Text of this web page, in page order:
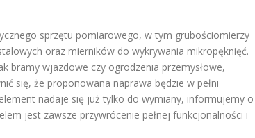
sprzętu pomiarowego, w tym grubościomierzy
oraz mierników do wykrywania mikropęknięć.
bramy wjazdowe czy ogrodzenia przemysłowe,
się, że proponowana naprawa będzie w pełni
nadaje się już tylko do wymiany, informujemy o
jest zawsze przywrócenie pełnej funkcjonalności i